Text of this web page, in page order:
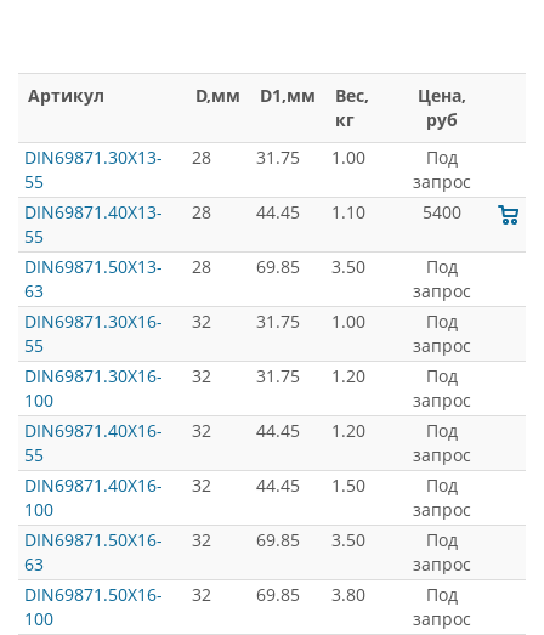
Артикул D,мм D1,мм
Вес,
кг
Цена,
руб
DIN69871.30X13-
55
28 31.75 1.00
Под
запрос
DIN69871.40X13-
55
28 44.45 1.10 5400
DIN69871.50X13-
63
28 69.85 3.50
Под
запрос
DIN69871.30X16-
55
32 31.75 1.00
Под
запрос
DIN69871.30X16-
100
32 31.75 1.20
Под
запрос
DIN69871.40X16-
55
32 44.45 1.20
Под
запрос
DIN69871.40X16-
100
32 44.45 1.50
Под
запрос
DIN69871.50X16-
63
32 69.85 3.50
Под
запрос
DIN69871.50X16-
100
32 69.85 3.80
Под
запрос